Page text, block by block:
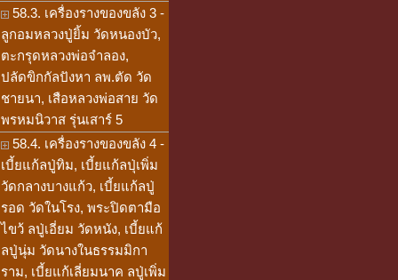
58.3. เครื่องรางของขลัง 3 -
ลูกอมหลวงปู่ยิ้ม วัดหนองบัว,
ตะกรุดหลวงพ่อจำลอง,
ปลัดขิกกัลปังหา ลพ.ตัด วัด
ชายนา, เสือหลวงพ่อสาย วัด
พรหมนิวาส รุ่นเสาร์ 5
58.4. เครื่องรางของขลัง 4 -
เบี้ยแก้ลปู่ทิม, เบี้ยแก้ลปุ่เพิ่ม
วัดกลางบางแก้ว, เบี้ยแก้ลปู่
รอด วัดในโรง, พระปิดตามือ
ไขว้ ลปู่เอี่ยม วัดหนัง, เบี้ยแก้
ลปู่นุ่ม วัดนางในธรรมมิกา
ราม, เบี้ยแก้เลี่ยมนาค ลปู่เพิ่ม